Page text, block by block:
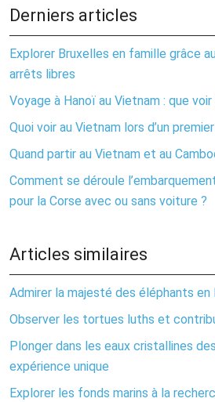
Derniers articles
Explorer Bruxelles en famille grâce
arrêts libres
Voyage à Hanoï au Vietnam : que voir
Quoi voir au Vietnam lors d’un
Quand partir au Vietnam et au
Comment se déroule
pour la Corse avec ou sans voiture ?
Articles similaires
Admirer la majesté des éléphants en
Observer les tortues luths et
Plonger dans les eaux cristallines
expérience unique
Explorer les fonds marins à la